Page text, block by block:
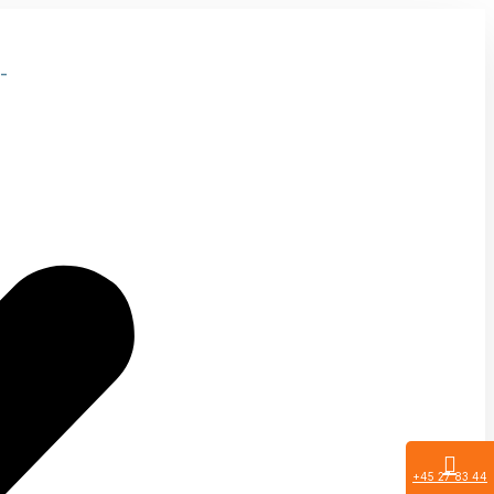
+45 27 83 44